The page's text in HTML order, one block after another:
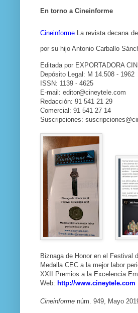
En torno a Cineinforme
Cineinforme La revista decana
por su hijo Antonio Carballo
Editada por EXPORTADORA
Depósito Legal: M 14.508 - 1962
ISSN: 1139 - 4625
E-mail: editor@cineytele.com
Redacción: 91 541 21 29
Comercial: 91 541 27 14
Suscripciones:
Biznaga de Honor en el Festival
Medalla CEC a la mejor labor
XXII Premios a la Excelencia
Web: http://www.cineytele.com
Cineinforme núm. 949, Mayo